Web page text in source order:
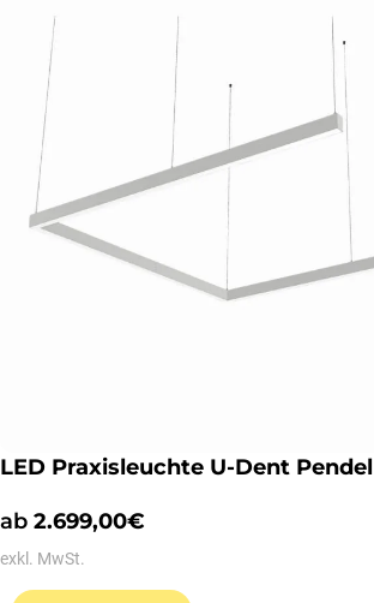
LED Praxisleuchte U-Dent Pendel
ab 2.699,00€
exkl. MwSt.